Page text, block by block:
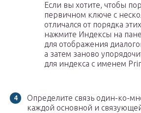
Если вы хотите, чтобы
первичном ключе с
отличался от порядка
нажмите Индексы на
для отображения
а затем заново
для индекса с именем
Определите связь один-ко-
каждой основной и